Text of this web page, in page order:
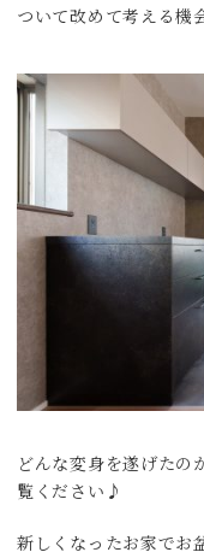
ついて改めて考える機
どんな変身を遂げたの
覧ください♪
新しくなったお家でお